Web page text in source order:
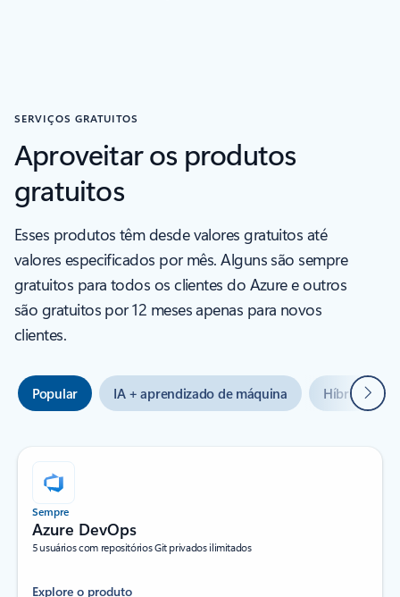
SERVIÇOS GRATUITOS
Aproveitar os produtos
gratuitos
Esses produtos têm desde valores gratuitos até
valores especificados por mês. Alguns são sempre
gratuitos para todos os clientes do Azure e outros
são gratuitos por 12 meses apenas para novos
clientes.
Popular IA + aprendizado de máquina Híbrido +
Sempre
Azure DevOps
5 usuários com repositórios Git privados ilimitados
Explore o produto